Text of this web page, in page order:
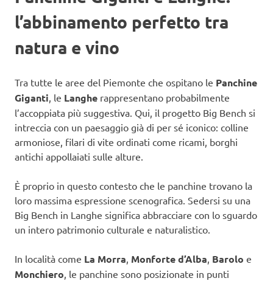
l’abbinamento perfetto tra
natura e vino
Tra tutte le aree del Piemonte che ospitano le Panchine
Giganti , le Langhe rappresentano probabilmente
l’accoppiata più suggestiva. Qui, il progetto Big Bench si
intreccia con un paesaggio già di per sé iconico: colline
armoniose, filari di vite ordinati come ricami, borghi
antichi appollaiati sulle alture.
È proprio in questo contesto che le panchine trovano la
loro massima espressione scenografica. Sedersi su una
Big Bench in Langhe significa abbracciare con lo sguardo
un intero patrimonio culturale e naturalistico.
In località come La Morra Monforte d’Alba Barolo e
Monchiero , le panchine sono posizionate in punti